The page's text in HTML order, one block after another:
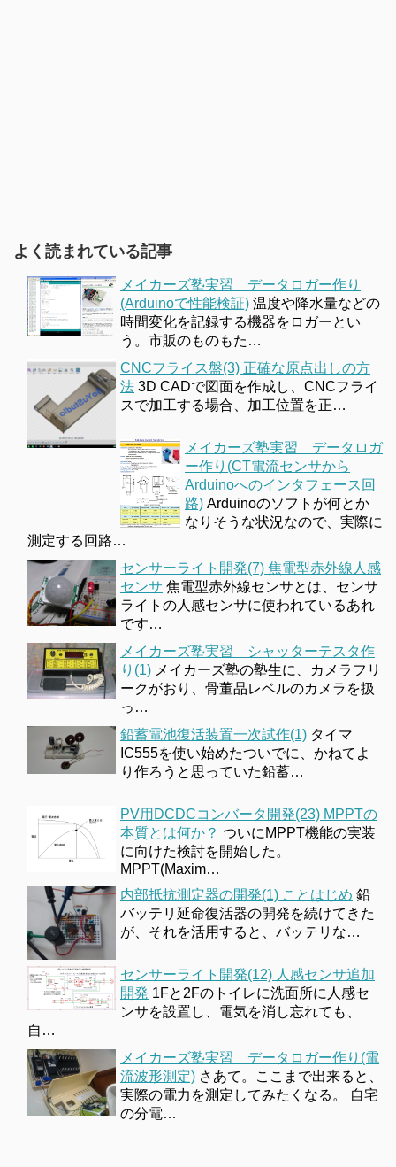
よく読まれている記事
メイカーズ塾実習 データロガー作り
(Arduinoで性能検証) 温度や降水量などの
時間変化を記録する機器をロガーとい
う。市販のものもた…
CNCフライス盤(3) 正確な原点出しの方
法 3D CADで図面を作成し、CNCフライ
スで加工する場合、加工位置を正…
メイカーズ塾実習 データロガ
ー作り(CT電流センサから
Arduinoへのインタフェース回
路) Arduinoのソフトが何とか
なりそうな状況なので、実際に
測定する回路…
センサーライト開発(7) 焦電型赤外線人感
センサ 焦電型赤外線センサとは、センサ
ライトの人感センサに使われているあれ
です…
メイカーズ塾実習 シャッターテスタ作
り(1) メイカーズ塾の塾生に、カメラフリ
ークがおり、骨董品レベルのカメラを扱
っ…
鉛蓄電池復活装置一次試作(1) タイマ
IC555を使い始めたついでに、かねてよ
り作ろうと思っていた鉛蓄…
PV用DCDCコンバータ開発(23) MPPTの
本質とは何か？ ついにMPPT機能の実装
に向けた検討を開始した。
MPPT(Maxim…
内部抵抗測定器の開発(1) ことはじめ 鉛
バッテリ延命復活器の開発を続けてきた
が、それを活用すると、バッテリな…
センサーライト開発(12) 人感センサ追加
開発 1Fと2Fのトイレに洗面所に人感セ
ンサを設置し、電気を消し忘れても、
自…
メイカーズ塾実習 データロガー作り(電
流波形測定) さあて。ここまで出来ると、
実際の電力を測定してみたくなる。 自宅
の分電…